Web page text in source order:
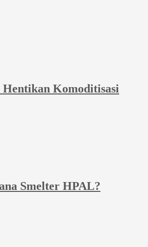
Hentikan Komoditisasi
Smelter HPAL?